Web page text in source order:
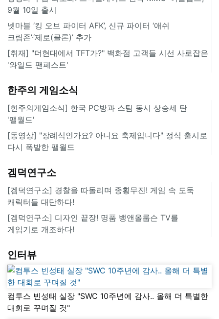
9월 10일 출시
넷마블 ‘킹 오브 파이터 AFK’, 신규 파이터 ‘애쉬
크림존’·‘제로(클론)’ 추가
[취재] "더현대에서 TFT가?" 백화점 고객들 시선 사로잡은
'와일드 팬페스트'
한주의 게임소식
[힌주의게임소식] 한국 PC방과 스팀 동시 상승세 탄
'팰월드'
[동영상] "장례식인가요? 아니요 축제입니다" 정식 출시로
다시 폭발한 팰월드
겜덕연구소
[겜덕연구소] 경찰을 따돌리며 종횡무진! 게임 속 도둑
캐릭터들 대단하다!
[겜덕연구소] 디자인 끝장! 명품 뱅앤올룹슨 TV를
게임기로 개조하다!
인터뷰
컴투스 빈성태 실장 "SWC 10주년에 감사.. 올해 더 특별한
대회로 꾸며질 것"